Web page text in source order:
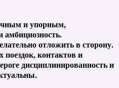
и упорным,
амбициозность.
отложить в сторону.
контактов и
дисциплинированность и